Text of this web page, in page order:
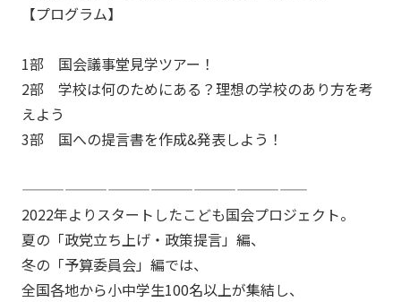
【プログラム】
1部 国会議事堂見学ツアー！
2部 学校は何のためにある？理想の学校のあり方を考
えよう
3部 国への提言書を作成&発表しよう！
————————————————————
2022年よりスタートしたこども国会プロジェクト。
夏の「政党立ち上げ・政策提言」編、
冬の「予算委員会」編では、
全国各地から小中学生100名以上が集結し、